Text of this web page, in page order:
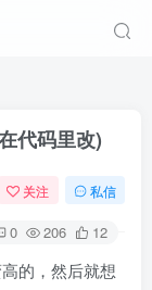
代码里改)
关注 私信
0 206 12
的，然后就想